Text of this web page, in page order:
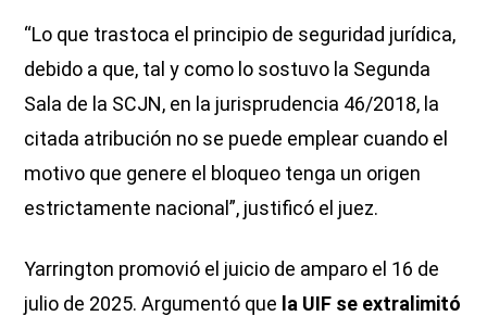
“Lo que trastoca el principio de seguridad jurídica,
debido a que, tal y como lo sostuvo la Segunda
Sala de la SCJN, en la jurisprudencia 46/2018, la
citada atribución no se puede emplear cuando el
motivo que genere el bloqueo tenga un origen
estrictamente nacional”, justificó el juez.
Yarrington promovió el juicio de amparo el 16 de
julio de 2025. Argumentó que la UIF se extralimitó